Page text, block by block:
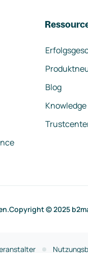
Blog
Knowledge
Copyright © 2025